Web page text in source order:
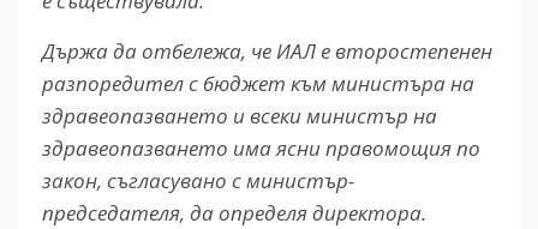
Държа да отбележа, че ИАЛ е второстепенен
разпоредител с бюджет към министъра на
здравеопазването и всеки министър на
здравеопазването има ясни правомощия по
закон, съгласувано с министър-
председателя, да определя директора.